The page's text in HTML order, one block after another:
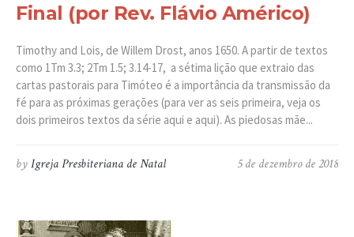
Final (por Rev. Flávio Américo)
Timothy and Lois, de Willem Drost, anos 1650. A partir de textos
como 1Tm 3.3; 2Tm 1.5; 3.14-17, a sétima lição que extraio das
cartas pastorais para Timóteo é a importância da transmissão da
fé para as próximas gerações (para ver as seis primeira, veja os
dois primeiros textos da série aqui e aqui). As piedosas mãe...
5 de dezembro de 2018
byIgreja Presbiteriana de Natal